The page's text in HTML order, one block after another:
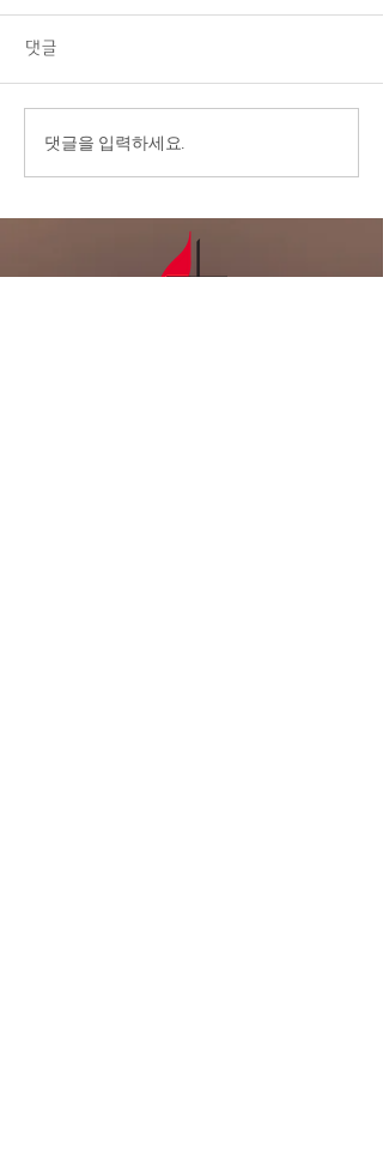
1.오늘 LA 복음연합감리교회
료 중에 계신 분들을 위해서
기도를 부탁드립니다. 3.전교
월 말까지 전교인 심방을 합니
다. 게시판에 사인업 시트가
댓글
댓글을 입력하세요.